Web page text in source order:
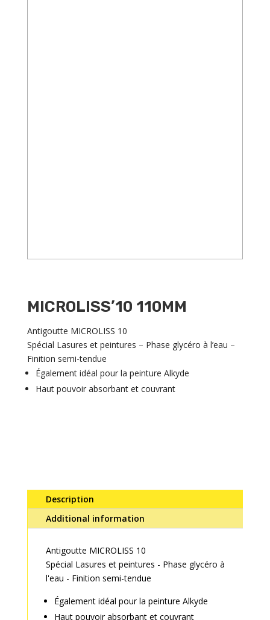
MICROLISS’10 110MM
Antigoutte MICROLISS 10
Spécial Lasures et peintures – Phase glycéro à l’eau –
Finition semi-tendue
Également idéal pour la peinture Alkyde
Haut pouvoir absorbant et couvrant
Description
Additional information
Antigoutte MICROLISS 10
Spécial Lasures et peintures - Phase glycéro à
l'eau - Finition semi-tendue
Également idéal pour la peinture Alkyde
Haut pouvoir absorbant et couvrant